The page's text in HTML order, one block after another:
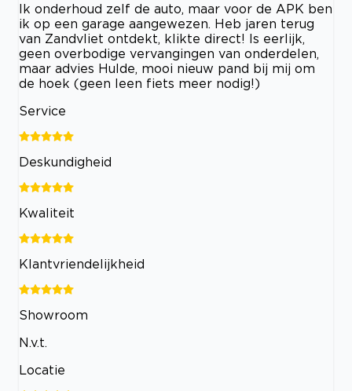
Ik onderhoud zelf de auto, maar voor de APK ben
ik op een garage aangewezen. Heb jaren terug
van Zandvliet ontdekt, klikte direct! Is eerlijk,
geen overbodige vervangingen van onderdelen,
maar advies Hulde, mooi nieuw pand bij mij om
de hoek (geen leen fiets meer nodig!)
Service
Deskundigheid
Kwaliteit
Klantvriendelijkheid
Showroom
N.v.t.
Locatie